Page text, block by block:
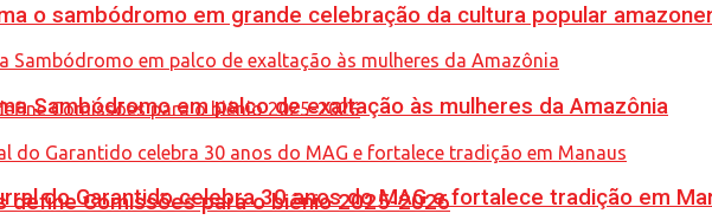
define Comissões para o biênio 2025-2026
o sambódromo em grande celebração da cultura popular
Sambódromo em palco de exaltação às mulheres da Amazônia
do Garantido celebra 30 anos do MAG e fortalece tradição em